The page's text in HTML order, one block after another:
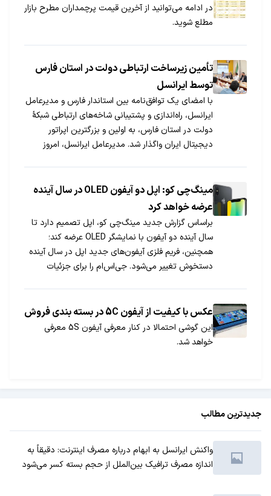
در ادامه می‌توانید از آخرین قیمت پرچمداران مطرح بازار
مطلع شوید.
تأمین زیرساخت ارتباطی دولت در استان فارس
توسط ایرانسل
با امضای یک توافق‌نامه بین استاندار فارس و مدیرعامل
ایرانسل، راه‌اندازی و پشتیبانی شاخه‌های ارتباطی شبکۀ
دولت در استان فارس، به اولین و بزرگترین اپراتور
دیجیتال ایران واگذار شد. مدیرعامل ایرانسل، امروز
شهر، دیدار و گفت‌وگو کرد.
مینگ‌چی کو: اپل دو آیفون OLED در سال آینده
عرضه خواهد کرد
براساس گزارش جدید مینگ‌چی کو، اپل تصمیم دارد تا
سال آینده دو آیفون با نمایشگر OLED عرضه کند؛
همچنین، فریم فلزی آیفون‌های جدید اپل در سال آینده
دستخوش تغییر می‌شود. جی‌اس‌ام را برای جزئیات
عکس با کیفیت از آیفون 5C در بسته بندی فروش
این گوشی احتمالا در کنار معرفی آیفون 5S معرفی
خواهد شد.
جدیدترین مطالب
واکنش ایرانسل به ابهام درباره مصرف اینترنت: دقیقاً به
اندازه مصرف ترافیک بین‌الملل از حجم بسته کسر می‌شود